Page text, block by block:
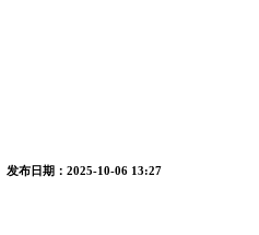
发布日期：2025-10-06 13:27